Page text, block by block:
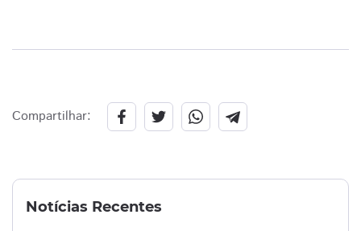
Compartilhar:
Notícias Recentes